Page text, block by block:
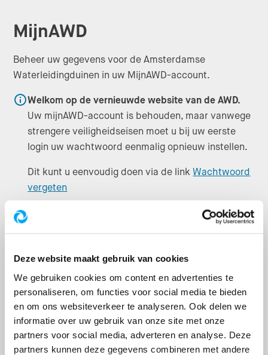
Deze website maakt gebruik van cookies
We gebruiken cookies om content en advertenties te
personaliseren, om functies voor social media te bieden
en om ons websiteverkeer te analyseren. Ook delen we
informatie over uw gebruik van onze site met onze
partners voor social media, adverteren en analyse. Deze
partners kunnen deze gegevens combineren met andere
MijnAWD
Beheer uw gegevens voor de Amsterdamse
Waterleidingduinen in uw MijnAWD-account.
InfoWelkom op de vernieuwde website van de AWD.
Uw mijnAWD-account is behouden, maar vanwege
strengere veiligheidseisen moet u bij uw eerste
login uw wachtwoord eenmalig opnieuw instellen.
Dit kunt u eenvoudig doen via de linkWachtwoord
vergeten
Inloggen bijMijnAWD
Vragen over inloggen?
Wachtwoord vergeten?